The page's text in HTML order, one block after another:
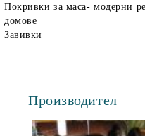
Покривки за маса- модерни
домове
Завивки
Производител